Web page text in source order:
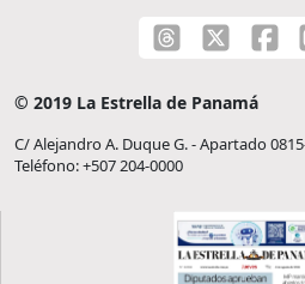
© 2019 La Estrella de Panamá
C/ Alejandro A. Duque G. - Apartado
Teléfono: +507 204-0000